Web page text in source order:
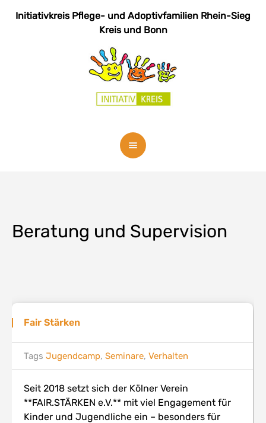
Initiativkreis Pflege- und Adoptivfamilien Rhein-Sieg
Kreis und Bonn
Beratung und Supervision
Fair Stärken
TagsJugendcamp,Seminare,Verhalten
Seit 2018 setzt sich der Kölner Verein
**FAIR.STÄRKEN e.V.** mit viel Engagement für
Kinder und Jugendliche ein – besonders für